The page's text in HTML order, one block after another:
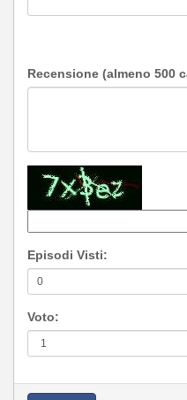
Recensione (almeno 500
Episodi Visti:
Voto: